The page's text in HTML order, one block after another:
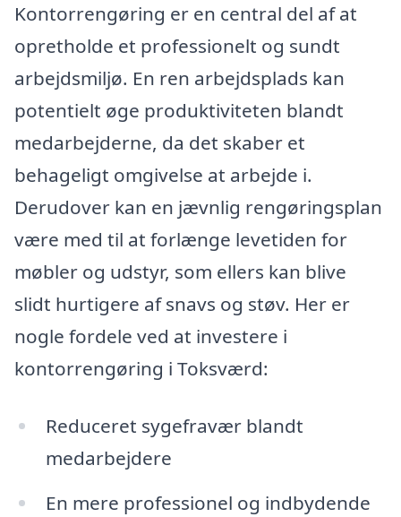
Kontorrengøring er en central del af at
opretholde et professionelt og sundt
arbejdsmiljø. En ren arbejdsplads kan
potentielt øge produktiviteten blandt
medarbejderne, da det skaber et
behageligt omgivelse at arbejde i.
Derudover kan en jævnlig rengøringsplan
være med til at forlænge levetiden for
møbler og udstyr, som ellers kan blive
slidt hurtigere af snavs og støv. Her er
nogle fordele ved at investere i
kontorrengøring i Toksværd:
Reduceret sygefravær blandt
medarbejdere
En mere professionel og indbydende